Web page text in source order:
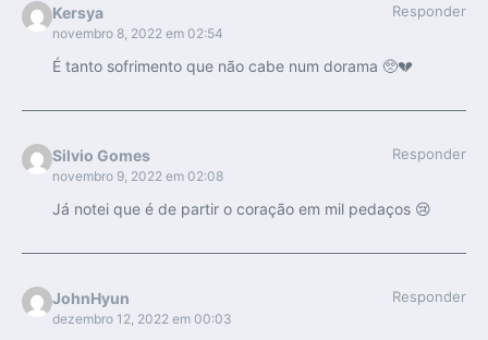
Kersya
novembro 8, 2022 em 02:54
Responder
É tanto sofrimento que não cabe num dorama 🥺💔
Silvio Gomes
novembro 9, 2022 em 02:08
Responder
Já notei que é de partir o coração em mil pedaços 😢
JohnHyun
dezembro 12, 2022 em 00:03
Responder